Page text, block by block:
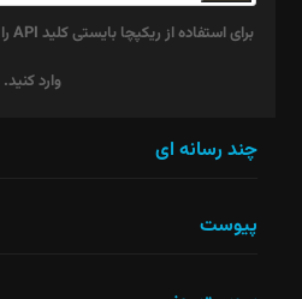
وارد کنید.
نباید
چند رسانه ای
پیوست